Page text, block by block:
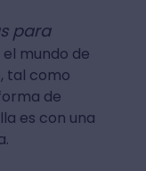
para
mundo de
tal como
de
es con una